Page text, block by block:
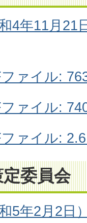
4年11月21
ァイル:
ァイル:
ァイル:
委員会
5年2月2日